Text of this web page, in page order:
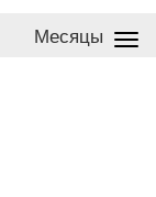
Месяцы